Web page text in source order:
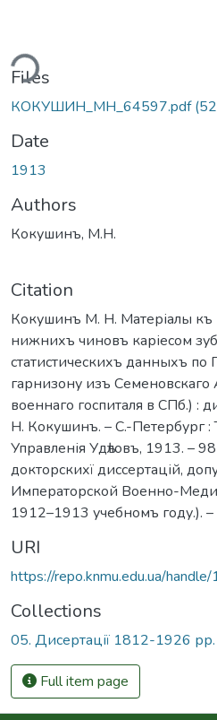
Files
КОКУШИН_МН_64597.pdf
Date
1913
Authors
Кокушинъ, М.Н.
Citation
Кокушинъ М. Н. Матеріалы къ
нижнихъ чиновъ каріесом
статистическихъ данныхъ по
гарнизону изъ Семеновскаго
военнаго госпиталя в СПб.) :
Н. Кокушинъ. – С.-Петербург :
Управленія Удѣловъ, 1913. – 98
докторскихї диссертацій,
Императорской Военно-
1912–1913 учебномъ году.).
URI
https://repo.knmu.edu.ua/
Collections
05. Дисертації 1812-1926 рр.
Full item page